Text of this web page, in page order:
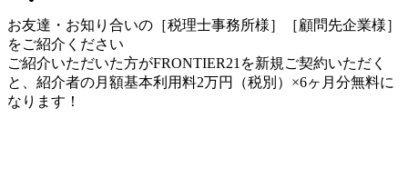
お友達・お知り合いの［税理士事務所様］［顧問先企業様］
をご紹介ください
ご紹介いただいた方がFRONTIER21を新規ご契約いただく
と、紹介者の月額基本利用料2万円（税別）×6ヶ月分無料に
なります！